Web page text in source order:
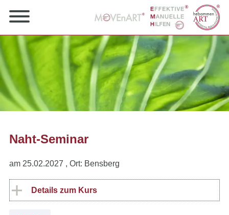
Naht-Seminar
am 25.02.2027 , Ort: Bensberg
Details zum Kurs